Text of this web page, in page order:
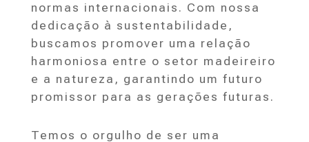
normas internacionais. Com nossa
dedicação à sustentabilidade,
buscamos promover uma relação
harmoniosa entre o setor madeireiro
e a natureza, garantindo um futuro
promissor para as gerações futuras.
Temos o orgulho de ser uma